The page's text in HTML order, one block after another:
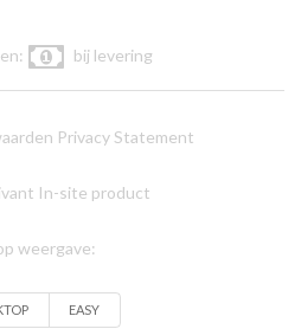
bij levering
Privacy Statement
In-site product
weergave:
EASY